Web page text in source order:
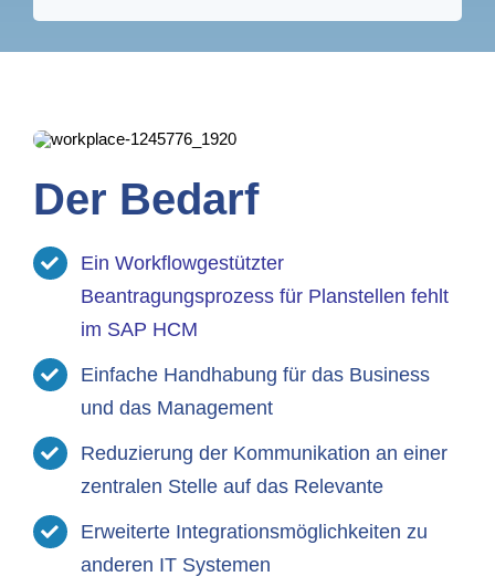
Der Bedarf
Ein Workflowgestützter
Beantragungsprozess für Planstellen fehlt
im SAP HCM
Einfache Handhabung für das Business
und das Management
Reduzierung der Kommunikation an einer
zentralen Stelle auf das Relevante
Erweiterte Integrationsmöglichkeiten zu
anderen IT Systemen